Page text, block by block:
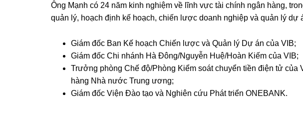
Ông Mạnh có 24 năm kinh nghiệm về lĩnh vực tài chính ngân hàng,
quản lý, hoạch định kế hoạch, chiến lược doanh nghiệp và quản lý dự
Giám đốc Ban Kế hoạch Chiến lược và Quản lý Dự án của VIB;
Giám đốc Chi nhánh Hà Đông/Nguyễn Huệ/Hoàn Kiếm của VIB;
Trưởng phòng Chế độ/Phòng Kiểm soát chuyển tiền điện tử của
hàng Nhà nước Trung ương;
Giám đốc Viện Đào tạo và Nghiên cứu Phát triển ONEBANK.